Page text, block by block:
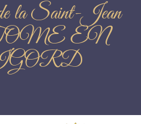
la Saint-Jean
EN